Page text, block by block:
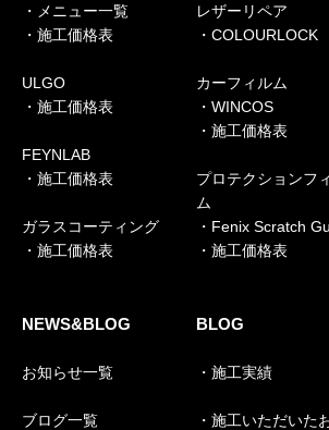
・メニュー一覧
・施工価格表
ULGO
・施工価格表
FEYNLAB
・施工価格表
ガラスコーティング
・施工価格表
レザーリペア
・COLOURLOCK
カーフィルム
・WINCOS
・施工価格表
プロテクションフ
ム
・Fenix Scratch
・施工価格表
NEWS&BLOG
お知らせ一覧
ブログ一覧
BLOG
・施工実績
・施工いただいた